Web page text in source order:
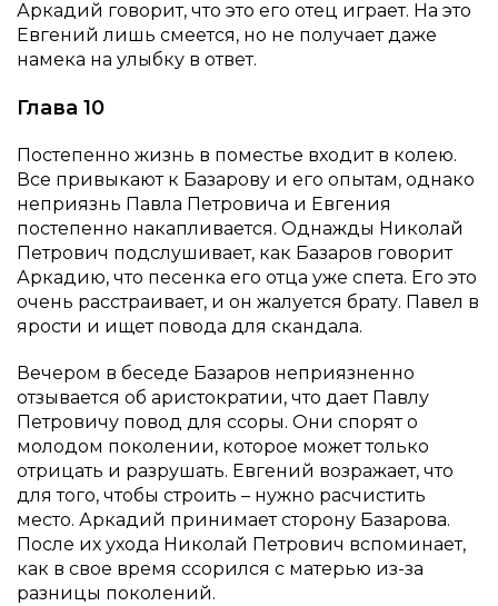
Аркадий говорит, что это его отец играет. На это
Евгений лишь смеется, но не получает даже
намека на улыбку в ответ.
Глава 10
Постепенно жизнь в поместье входит в колею.
Все привыкают к Базарову и его опытам, однако
неприязнь Павла Петровича и Евгения
постепенно накапливается. Однажды Николай
Петрович подслушивает, как Базаров говорит
Аркадию, что песенка его отца уже спета. Его это
очень расстраивает, и он жалуется брату. Павел в
ярости и ищет повода для скандала.
Вечером в беседе Базаров неприязненно
отзывается об аристократии, что дает Павлу
Петровичу повод для ссоры. Они спорят о
молодом поколении, которое может только
отрицать и разрушать. Евгений возражает, что
для того, чтобы строить – нужно расчистить
место. Аркадий принимает сторону Базарова.
После их ухода Николай Петрович вспоминает,
как в свое время ссорился с матерью из-за
разницы поколений.